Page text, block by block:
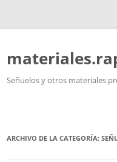
Saltar
Señuelos y otros materiales
ARCHIVO DE LA CATEGORÍA: